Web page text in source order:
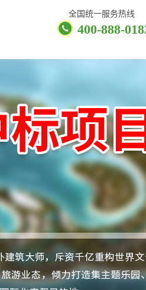
全国统一服务热线
400-888-